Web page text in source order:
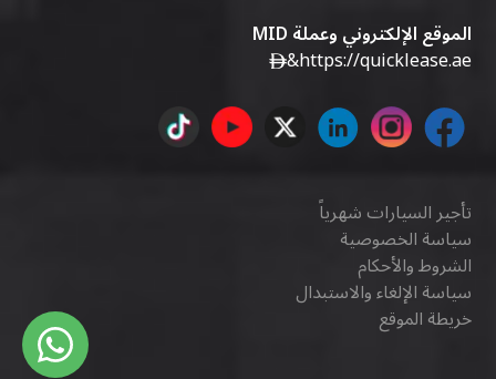
الموقع الإلكتروني وعملة MID
https://quicklease.ae
&
تأجير السيارات شهرياً
سياسة الخصوصية
الشروط والأحكام
سياسة الإلغاء والاستبدال
خريطة الموقع